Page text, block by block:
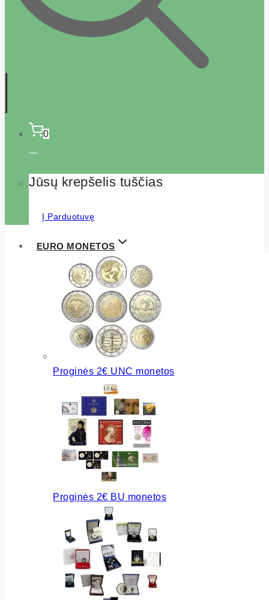
0
Jūsų krepšelis tuščias
Į Parduotuvę
EURO MONETOS
Proginės 2€ UNC monetos
Proginės 2€ BU monetos